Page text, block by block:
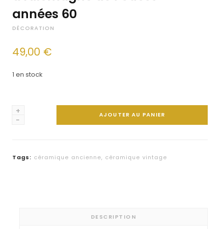
années 60
DÉCORATION
49,00 €
1 en stock
quantité
de
d'Allemagne
AJOUTER AU PANIER
Tags: céramique ancienne, céramique vintage
DESCRIPTION